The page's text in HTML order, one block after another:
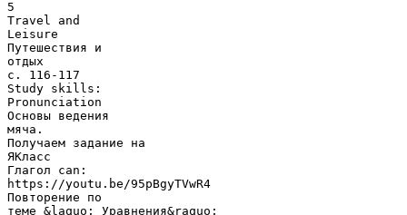
5
Travel and
Leisure
Путешествия и
отдых
с. 116-117
Study skills:
Pronunciation
Основы ведения
мяча.
Получаем задание на
ЯКласс
Глагол can:
https://youtu.be/95pBgyTVwR4
Повторение по
теме &laquo; Уравнения&raquo;